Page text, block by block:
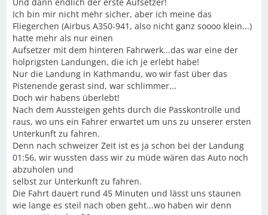
Ich bin mir nicht mehr sicher, aber ich meine das
Fliegerchen (Airbus A350-941, also nicht ganz soooo klein...)
hatte mehr als nur einen
Aufsetzer mit dem hinteren Fahrwerk...das war eine der
holprigsten Landungen, die ich je erlebt habe!
Nur die Landung in Kathmandu, wo wir fast über das
Pistenende gerast sind, war schlimmer...
Doch wir habens überlebt!
Nach dem Aussteigen gehts durch die Passkontrolle und
raus, wo uns ein Fahrer erwartet um uns zu unserer ersten
Unterkunft zu fahren.
Denn nach schweizer Zeit ist es ja schon bei der Landung
01:56, wir wussten dass wir zu müde wären das Auto noch
abzuholen und
selbst zur Unterkunft zu fahren.
Die Fahrt dauert rund 45 Minuten und lässt uns staunen
wie lange es steil nach oben geht...wo haben wir denn